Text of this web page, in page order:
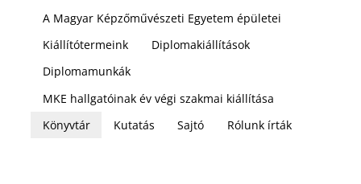
A Magyar Képzőművészeti Egyetem épületei
Kiállítótermeink
Diplomakiállítások
Diplomamunkák
MKE hallgatóinak év végi szakmai kiállítása
Könyvtár
Kutatás Sajtó Rólunk írták